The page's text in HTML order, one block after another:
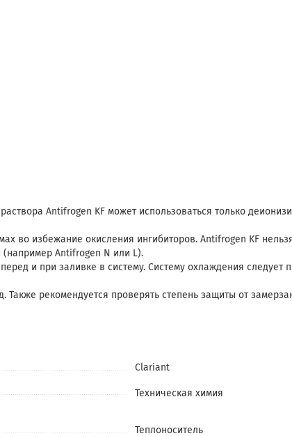
Antifrogen KF может использоваться только
во избежание окисления ингибиторов. Antifrogen KF
Antifrogen N или L).
и при заливке в систему. Систему охлаждения следует
Также рекомендуется проверять степень защиты от
Clariant
Техническая химия
Теплоноситель